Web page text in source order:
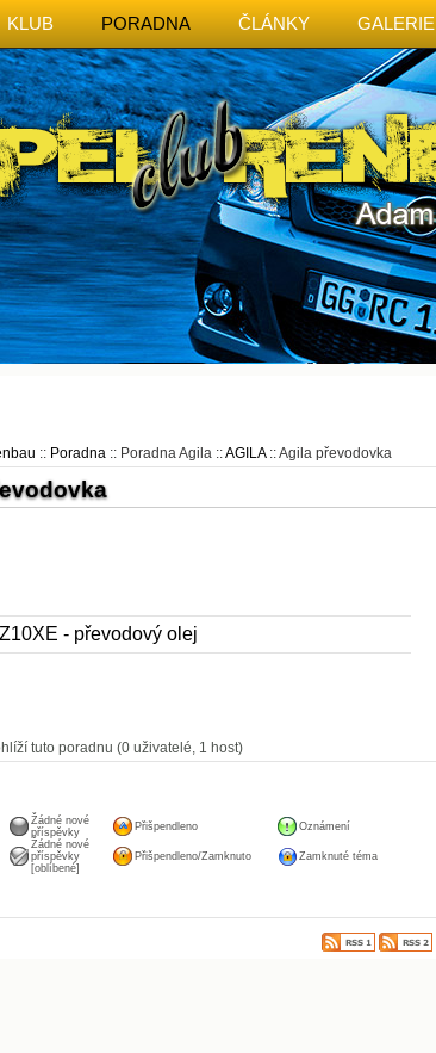
KLUB PORADNA ČLÁNKY GALERIE
:: Poradna:: Poradna Agila ::AGILA:: Agila převodovka
- převodový olej
tuto poradnu (0 uživatelé, 1 host)
Žádné nové
příspěvky
Přišpendleno
Oznámení
Žádné nové
příspěvky
[oblíbené]
Přišpendleno/Zamknuto Zamknuté téma